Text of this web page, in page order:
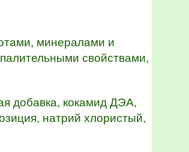
минералами и
свойствами,
добавка, кокамид ДЭА,
натрий хлористый,